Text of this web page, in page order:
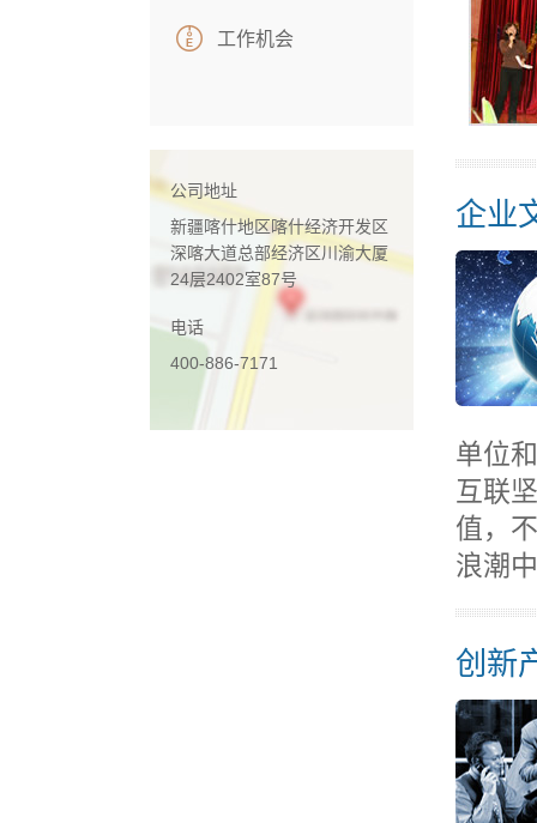
工作机会
公司地址
新疆喀什地区喀什经济开发区
深喀大道总部经济区川渝大厦
24层2402室87号
电话
400-886-7171
企业
单位
互联
值，
浪潮
创新